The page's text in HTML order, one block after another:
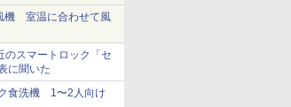
機 室温に合わせて風
のスマートロック「セ
に聞いた
食洗機 1〜2人向け